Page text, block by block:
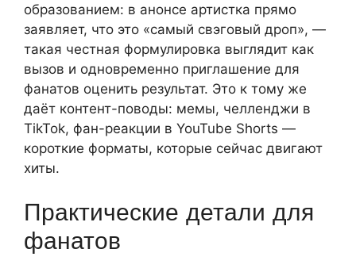
образованием: в анонсе артистка прямо
заявляет, что это «самый свэговый дроп», —
такая честная формулировка выглядит как
вызов и одновременно приглашение для
фанатов оценить результат. Это к тому же
даёт контент-поводы: мемы, челленджи в
TikTok, фан-реакции в YouTube Shorts —
короткие форматы, которые сейчас двигают
хиты.
Практические детали для
фанатов